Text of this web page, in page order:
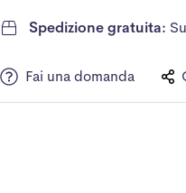
Spedizione gratuita:
Fai una domanda